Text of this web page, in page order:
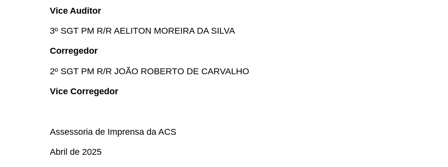
Vice Auditor
3º SGT PM R/R AELITON MOREIRA DA SILVA
Corregedor
2º SGT PM R/R JOÃO ROBERTO DE CARVALHO
Vice Corregedor
Assessoria de Imprensa da ACS
Abril de 2025